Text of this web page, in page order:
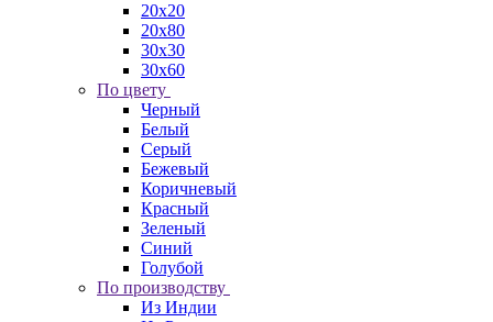
20x20
20x80
30x30
30x60
По цвету
Черный
Белый
Серый
Бежевый
Коричневый
Красный
Зеленый
Синий
Голубой
По производству
Из Индии